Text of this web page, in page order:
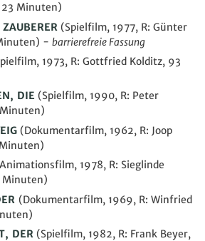
Minuten)
(Spielfilm, 1977, R: Günter
- barrierefreie Fassung
1973, R: Gottfried Kolditz, 93
DIE (Spielfilm, 1990, R: Peter
(Dokumentarfilm, 1962, R: Joop
1978, R: Sieglinde
Minuten)
(Dokumentarfilm, 1969, R: Winfried
)
DER (Spielfilm, 1982, R: Frank Beyer,